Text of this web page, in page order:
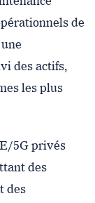
de
des actifs,
les plus
5G privés
des
des